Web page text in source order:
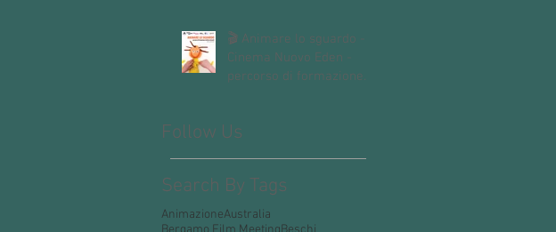
🎬 Animare lo sguardo -
Cinema Nuovo Eden -
percorso di formazione
scuola dell’infanzia e
Follow Us
Search By Tags
AnimazioneAustralia